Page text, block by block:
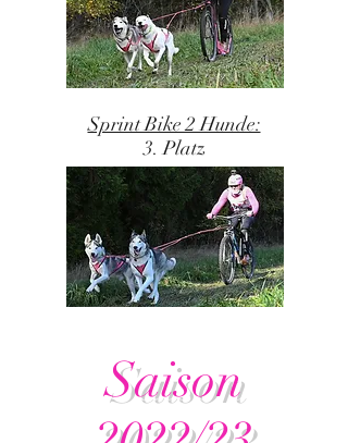
Sprint Bike 2 Hunde:
3. Platz
Saison